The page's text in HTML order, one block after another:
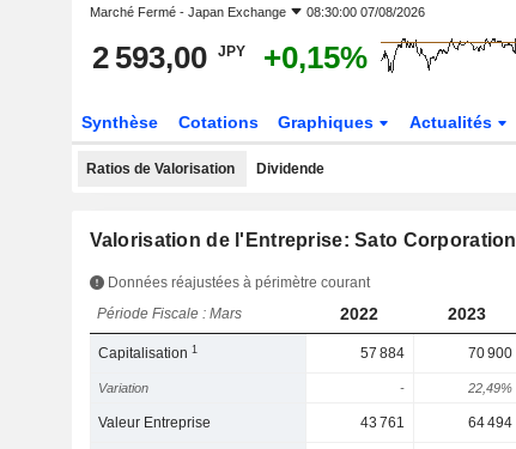
Marché Fermé - Japan Exchange 08:30:00 07/08/2026
2 593,00 JPY +0,15%
Synthèse Cotations Graphiques Actualités
Ratios de Valorisation Dividende
Valorisation de l'Entreprise: Sato Corporation
Données réajustées à périmètre courant
Période Fiscale : Mars
2022 2023
Capitalisation1 57 884 70 900
Variation - 22,49%
Valeur Entreprise 43 761 64 494